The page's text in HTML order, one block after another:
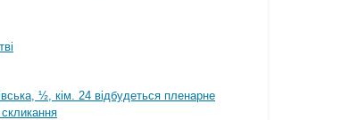
½, кім. 24 відбудеться пленарне